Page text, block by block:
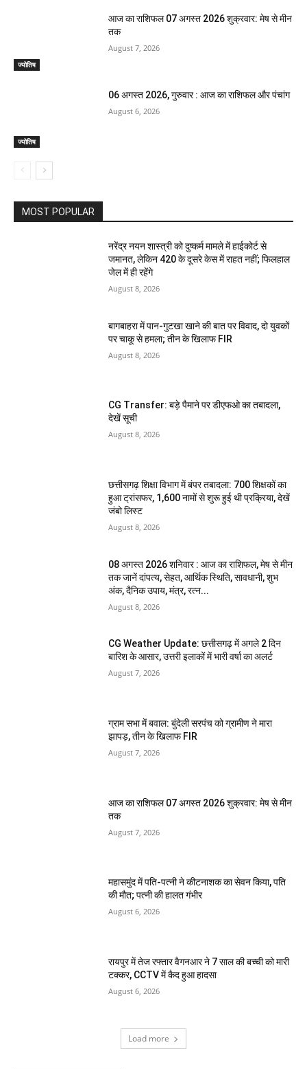
ज्योतिष
आज का राशिफल 07 अगस्त 2026 शुक्रवार: मेष से मीन
तक
August 7, 2026
ज्योतिष
06 अगस्त 2026, गुरुवार : आज का राशिफल और पंचांग
August 6, 2026
MOST POPULAR
नरेंद्र नयन शास्त्री को दुष्कर्म मामले में हाईकोर्ट से
जमानत, लेकिन 420 के दूसरे केस में राहत नहीं; फिलहाल
जेल में ही रहेंगे
August 8, 2026
बागबाहरा में पान-गुटखा खाने की बात पर विवाद, दो युवकों
पर चाकू से हमला; तीन के खिलाफ FIR
August 8, 2026
CG Transfer: बड़े पैमाने पर डीएफओ का तबादला,
देखें सूची
August 8, 2026
छत्तीसगढ़ शिक्षा विभाग में बंपर तबादला: 700 शिक्षकों का
हुआ ट्रांसफर, 1,600 नामों से शुरू हुई थी प्रक्रिया, देखें
जंबो लिस्ट
August 8, 2026
08 अगस्त 2026 शनिवार : आज का राशिफल, मेष से मीन
तक जानें दांपत्य, सेहत, आर्थिक स्थिति, सावधानी, शुभ
अंक, दैनिक उपाय, मंत्र, रत्न...
August 8, 2026
CG Weather Update: छत्तीसगढ़ में अगले 2 दिन
बारिश के आसार, उत्तरी इलाकों में भारी वर्षा का अलर्ट
August 7, 2026
ग्राम सभा में बवाल: बुंदेली सरपंच को ग्रामीण ने मारा
झापड़, तीन के खिलाफ FIR
August 7, 2026
आज का राशिफल 07 अगस्त 2026 शुक्रवार: मेष से मीन
तक
August 7, 2026
महासमुंद में पति-पत्नी ने कीटनाशक का सेवन किया, पति
की मौत; पत्नी की हालत गंभीर
August 6, 2026
रायपुर में तेज रफ्तार वैगनआर ने 7 साल की बच्ची को मारी
टक्कर, CCTV में कैद हुआ हादसा
August 6, 2026
Load more